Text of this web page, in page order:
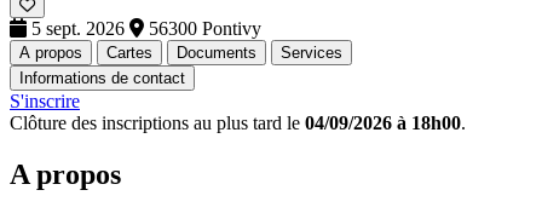
5 sept. 2026 56300 Pontivy
A propos Cartes Documents
Services
Informations de contact
S'inscrire
Clôture des inscriptions au plus tard le 04/09/2026 à 18h00.
A propos